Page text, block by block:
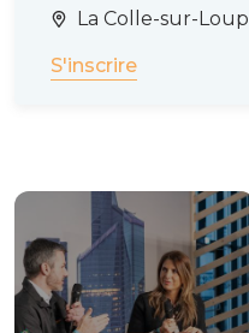
La Colle-sur-Loup
S'inscrire